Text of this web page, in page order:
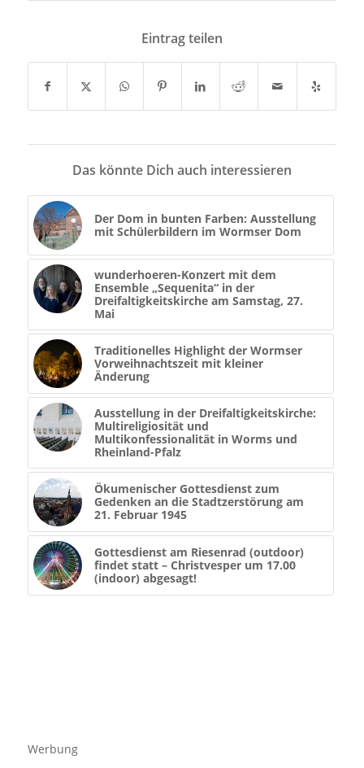
Eintrag teilen
Das könnte Dich auch interessieren
Der Dom in bunten Farben: Ausstellung
mit Schülerbildern im Wormser Dom
wunderhoeren-Konzert mit dem
Ensemble „Sequenita“ in der
Dreifaltigkeitskirche am Samstag, 27.
Mai
Traditionelles Highlight der Wormser
Vorweihnachtszeit mit kleiner
Änderung
Ausstellung in der Dreifaltigkeitskirche:
Multireligiosität und
Multikonfessionalität in Worms und
Rheinland-Pfalz
Ökumenischer Gottesdienst zum
Gedenken an die Stadtzerstörung am
21. Februar 1945
Gottesdienst am Riesenrad (outdoor)
findet statt – Christvesper um 17.00
(indoor) abgesagt!
Werbung